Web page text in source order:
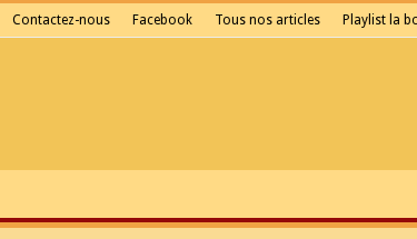
Contactez-nous Facebook Tous nos articles Playlist la